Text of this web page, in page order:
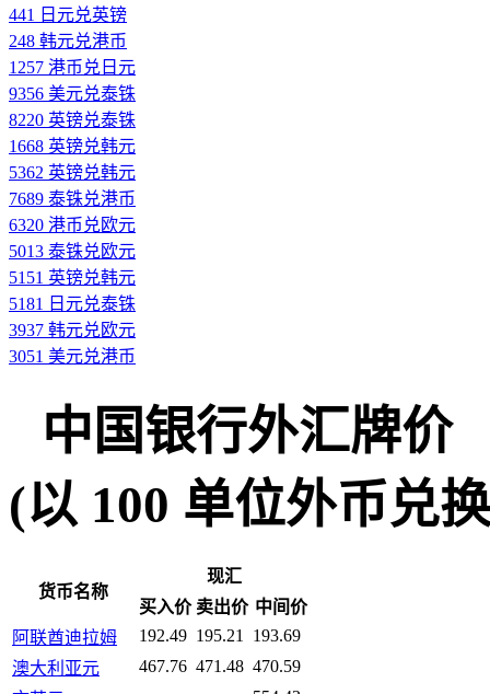
441 日元兑英镑
248 韩元兑港币
1257 港币兑日元
9356 美元兑泰铢
8220 英镑兑泰铢
1668 英镑兑韩元
5362 英镑兑韩元
7689 泰铢兑港币
6320 港币兑欧元
5013 泰铢兑欧元
5151 英镑兑韩元
5181 日元兑泰铢
3937 韩元兑欧元
3051 美元兑港币
中国银行外汇牌价
(以 100 单位外币兑
货币名称
现汇
买入价 卖出价 中间价
阿联酋迪拉姆
192.49 195.21
193.69
澳大利亚元
467.76 471.48 470.59